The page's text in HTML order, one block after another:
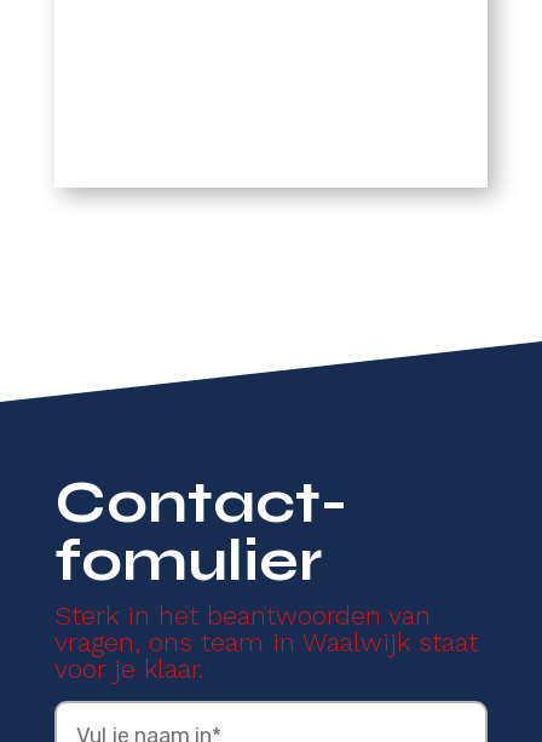
Contact-
fomulier
Sterk in het beantwoorden van
vragen, ons team in Waalwijk staat
voor je klaar.